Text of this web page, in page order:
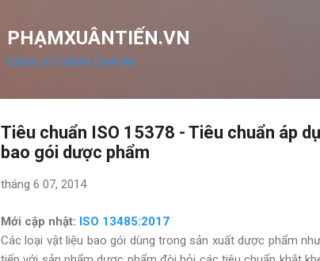
PHẠMXUÂNTIẾN.VN
ĐĂNG KÝ OEMS CHATAI
Tiêu chuẩn ISO 15378 - Tiêu chuẩn áp
bao gói dược phẩm
tháng 6 07, 2014
Mới cập nhật: ISO 13485:2017
Các loại vật liệu bao gói dùng trong sản xuất dược phẩm